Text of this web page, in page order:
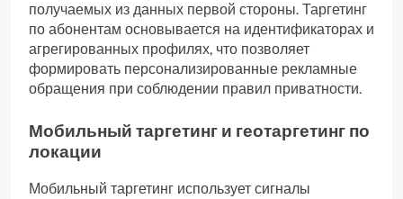
получаемых из данных первой стороны. Таргетинг
по абонентам основывается на идентификаторах и
агрегированных профилях, что позволяет
формировать персонализированные рекламные
обращения при соблюдении правил приватности.
Мобильный таргетинг и геотаргетинг по
локации
Мобильный таргетинг использует сигналы